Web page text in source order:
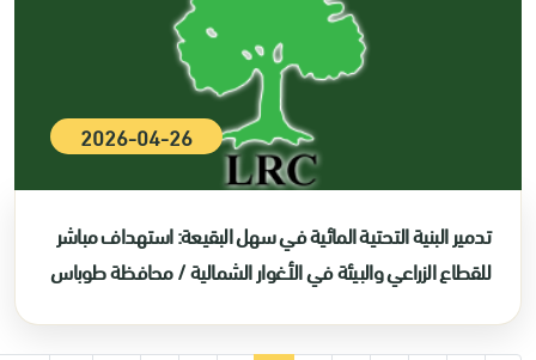
2026-04-26
تدمير البنية التحتية المائية في سهل البقيعة: استهداف مباشر
للقطاع الزراعي والبيئة في الأغوار الشمالية / محافظة طوباس